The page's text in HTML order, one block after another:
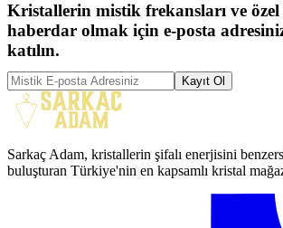
Kristallerin mistik frekansları ve
haberdar olmak için e-posta
katılın.
Kayıt Ol
Sarkaç Adam, kristallerin şifalı enerjisini
buluşturan Türkiye'nin en kapsamlı kristal